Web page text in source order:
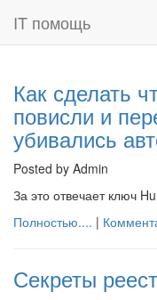
IT помощь
Как сделать
повисли и
убивались
Posted by Admin
За это отвечает ключ
Полностью.... |
Секреты